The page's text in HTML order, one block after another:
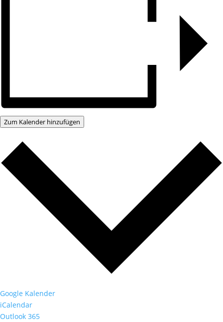
Zum Kalender hinzufügen
Google Kalender
iCalendar
Outlook 365